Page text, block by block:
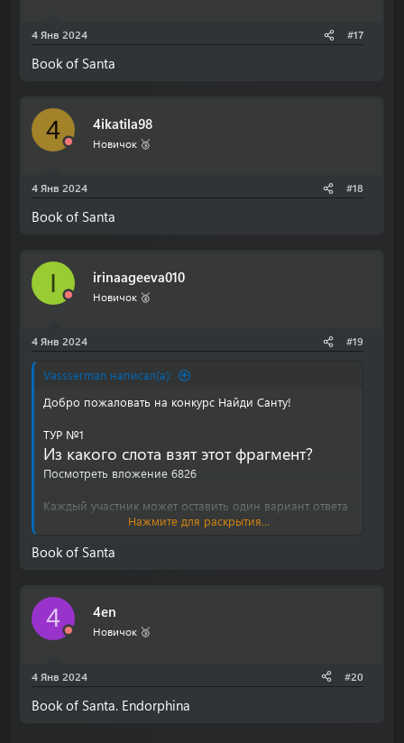
4 Янв 2024 #17
Book of Santa
4 4ikatila98
Новичок 🥉
4 Янв 2024 #18
Book of Santa
I irinaageeva010
Новичок 🥈
4 Янв 2024 #19
Vassserman написал(а):
Добро пожаловать на конкурс Найди Санту!
ТУР №1
Из какого слота взят этот фрагмент?
Посмотреть вложение 6826
Каждый участник может оставить один вариант ответа
в комментариях. ПОЕХАЛИ!
опубликовавших правильный ответ.
Нажмите для раскрытия...
Book of Santa
4 4en
Новичок 🥉
4 Янв 2024 #20
Book of Santa. Endorphina